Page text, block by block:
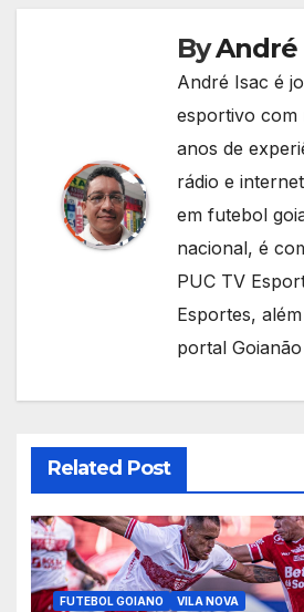
ByAndré
André Isac é
esportivo com
anos de
rádio e
em futebol
nacional, é
PUC TV
Esportes,
portal
Related Post
FUTEBOL GOIANO VILA NOVA